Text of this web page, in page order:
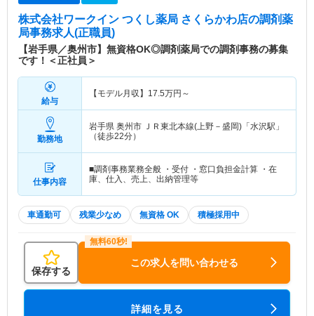
株式会社ワークイン つくし薬局 さくらかわ店の調剤薬
局事務求人(正職員)
【岩手県／奥州市】無資格OK◎調剤薬局での調剤事務の募集
です！＜正社員＞
給与
【モデル月収】 17.5万円～
勤務地
岩手県 奥州市 ＪＲ東北本線(上野－盛岡)「水沢駅」
（徒歩22分）
仕事内容
■調剤事務業務全般 ・受付 ・窓口負担金計算 ・在
庫、仕入、売上、出納管理等
車通勤可 残業少なめ 無資格 OK 積極採用中
保存する
この求人を問い合わせる
詳細を見る